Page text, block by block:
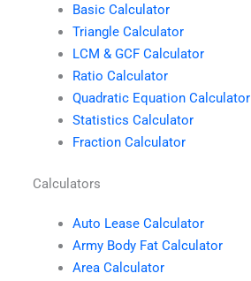
Basic Calculator
Triangle Calculator
LCM & GCF Calculator
Ratio Calculator
Quadratic Equation Calculator
Statistics Calculator
Fraction Calculator
Calculators
Auto Lease Calculator
Army Body Fat Calculator
Area Calculator